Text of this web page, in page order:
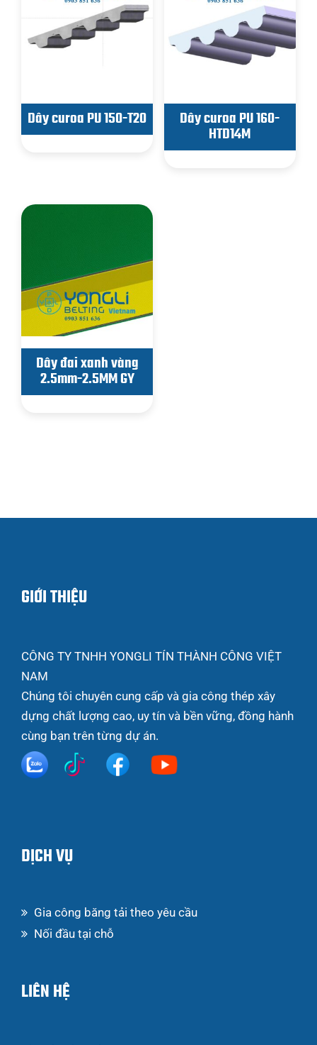
Dây curoa PU 150-T20 Dây curoa PU 160-
HTD14M
Dây đai xanh vàng
2.5mm-2.5MM GY
GIỚI THIỆU
CÔNG TY TNHH YONGLI TÍN THÀNH CÔNG VIỆT
NAM
Chúng tôi chuyên cung cấp và gia công thép xây
dựng chất lượng cao, uy tín và bền vững, đồng hành
cùng bạn trên từng dự án.
DỊCH VỤ
Gia công băng tải theo yêu cầu
Nối đầu tại chỗ
LIÊN HỆ